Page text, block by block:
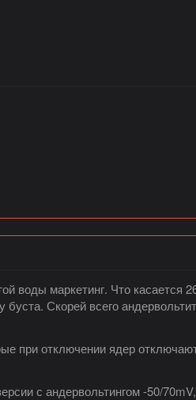
воды маркетинг. Что касается
Скорей всего
при отключении ядер
с андервольтингом -50/